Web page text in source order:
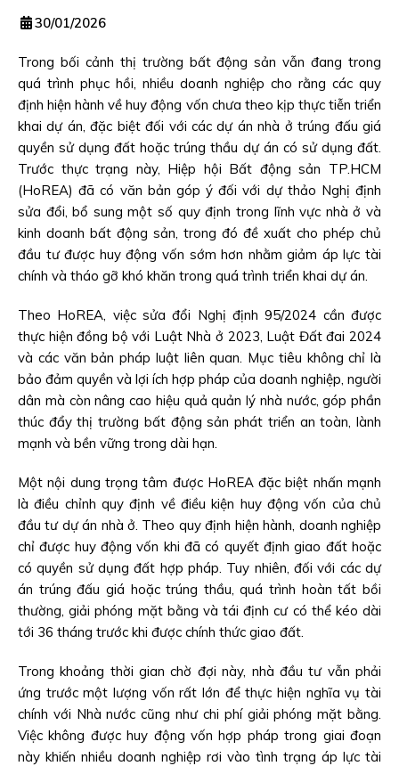
30/01/2026
Trong bối cảnh thị trường bất động sản vẫn đang trong
quá trình phục hồi, nhiều doanh nghiệp cho rằng các quy
định hiện hành về huy động vốn chưa theo kịp thực tiễn triển
khai dự án, đặc biệt đối với các dự án nhà ở trúng đấu giá
quyền sử dụng đất hoặc trúng thầu dự án có sử dụng đất.
Trước thực trạng này, Hiệp hội Bất động sản TP.HCM
(HoREA) đã có văn bản góp ý đối với dự thảo Nghị định
sửa đổi, bổ sung một số quy định trong lĩnh vực nhà ở và
kinh doanh bất động sản, trong đó đề xuất cho phép chủ
đầu tư được huy động vốn sớm hơn nhằm giảm áp lực tài
chính và tháo gỡ khó khăn trong quá trình triển khai dự án.
Theo HoREA, việc sửa đổi Nghị định 95/2024 cần được
thực hiện đồng bộ với Luật Nhà ở 2023, Luật Đất đai 2024
và các văn bản pháp luật liên quan. Mục tiêu không chỉ là
bảo đảm quyền và lợi ích hợp pháp của doanh nghiệp, người
dân mà còn nâng cao hiệu quả quản lý nhà nước, góp phần
thúc đẩy thị trường bất động sản phát triển an toàn, lành
mạnh và bền vững trong dài hạn.
Một nội dung trọng tâm được HoREA đặc biệt nhấn mạnh
là điều chỉnh quy định về điều kiện huy động vốn của chủ
đầu tư dự án nhà ở. Theo quy định hiện hành, doanh nghiệp
chỉ được huy động vốn khi đã có quyết định giao đất hoặc
có quyền sử dụng đất hợp pháp. Tuy nhiên, đối với các dự
án trúng đấu giá hoặc trúng thầu, quá trình hoàn tất bồi
thường, giải phóng mặt bằng và tái định cư có thể kéo dài
tới 36 tháng trước khi được chính thức giao đất.
Trong khoảng thời gian chờ đợi này, nhà đầu tư vẫn phải
ứng trước một lượng vốn rất lớn để thực hiện nghĩa vụ tài
chính với Nhà nước cũng như chi phí giải phóng mặt bằng.
Việc không được huy động vốn hợp pháp trong giai đoạn
này khiến nhiều doanh nghiệp rơi vào tình trạng áp lực tài